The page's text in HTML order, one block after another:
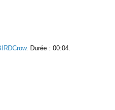
. Durée : 00:04.